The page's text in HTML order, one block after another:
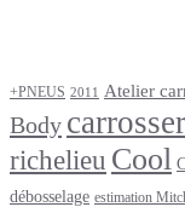
+PNEUS 2011 Atelier
Body
richelieu Cool
débosselage estimation